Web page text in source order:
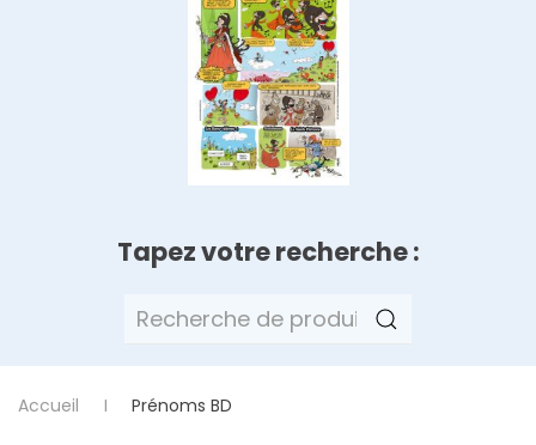
Tapez votre recherche :
Recherche
Accueil Prénoms BD